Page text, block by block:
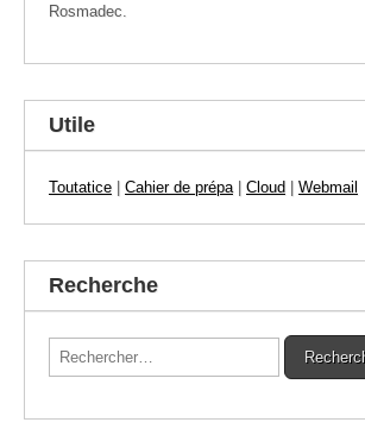
Rosmadec.
Utile
Toutatice Cahier de prépa Cloud Webmail
Recherche